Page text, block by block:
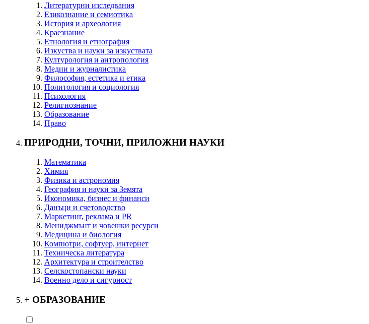
Литературни изследвания
Езикознание и семиотика
История и археология
Краезнание
Етнология и етнография
Изкуства и науки за изкуствата
Културология и антропология
Медии и журналистика
Философия, естетика и етика
Политология и социология
Психология
Религиознание
Образование
Право
ПРИРОДНИ, ТОЧНИ, ПРИЛОЖНИ НАУКИ
Математика
Химия
Физика и астрономия
География и науки за Земята
Икономика, бизнес и финанси
Данъци и счетоводство
Маркетинг, реклама и PR
Мениджмънт и човешки ресурси
Медицина и биология
Компютри, софтуер, интернет
Техническа литература
Архитектура и строителство
Селскостопански науки
Военно дело и сигурност
+ ОБРАЗОВАНИЕ